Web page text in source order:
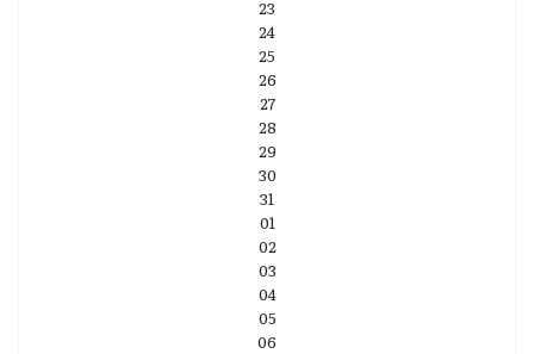
23
24
25
26
27
28
29
30
31
01
02
03
04
05
06